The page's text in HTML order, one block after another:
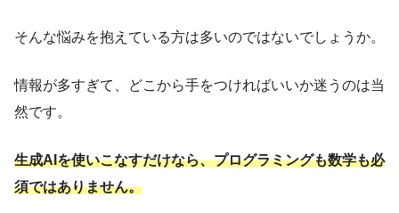
そんな悩みを抱えている方は多いのではないでしょうか。
情報が多すぎて、どこから手をつければいいか迷うのは当
然です。
生成AIを使いこなすだけなら、プログラミングも数学も必
須ではありません。